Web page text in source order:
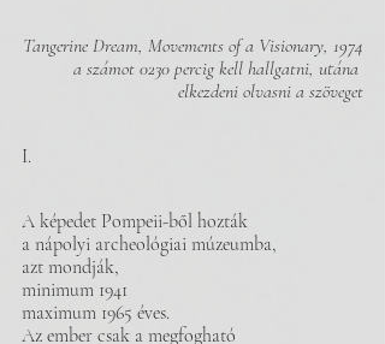
Tangerine Dream, Movements of a Visionary, 1974
a számot 0230 percig kell hallgatni, utána
elkezdeni olvasni a szöveget
I.
A képedet Pompeii-ből hozták
a nápolyi archeológiai múzeumba,
azt mondják,
minimum 1941
maximum 1965 éves.
Az ember csak a megfogható